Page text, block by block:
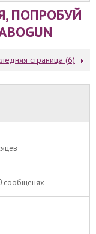
ПОПРОБУЙ
страница (6)
сообщенях